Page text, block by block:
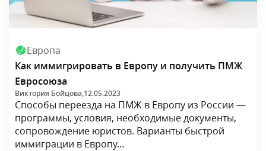
Европа
Как иммигрировать в Европу и получить ПМЖ
Евросоюза
Виктория Бойцова,12.05.2023
Способы переезда на ПМЖ в Европу из России —
программы, условия, необходимые документы,
сопровождение юристов. Варианты быстрой
иммиграции в Европу...